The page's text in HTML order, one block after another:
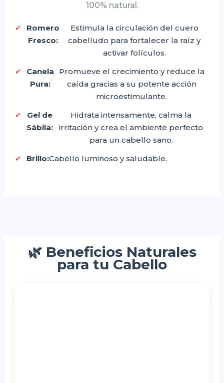
100% natural.
Romero
Fresco:
Estimula la circulación del cuero
cabelludo para fortalecer la raíz y
activar folículos.
Canela
Pura:
Promueve el crecimiento y reduce la
caída gracias a su potente acción
microestimulante.
Gel de
Sábila:
Hidrata intensamente, calma la
irritación y crea el ambiente perfecto
para un cabello sano.
Brillo:Cabello luminoso y saludable.
🌿 Beneficios Naturales
para tu Cabello